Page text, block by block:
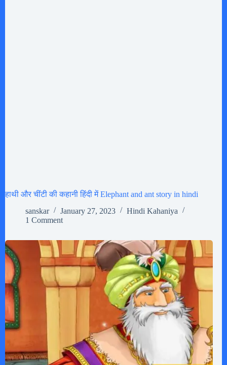
हाथी और चींटी की कहानी हिंदी में Elephant and ant story in hindi
sanskar
January 27, 2023
Hindi Kahaniya
1 Comment